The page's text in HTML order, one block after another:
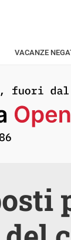
VACANZE